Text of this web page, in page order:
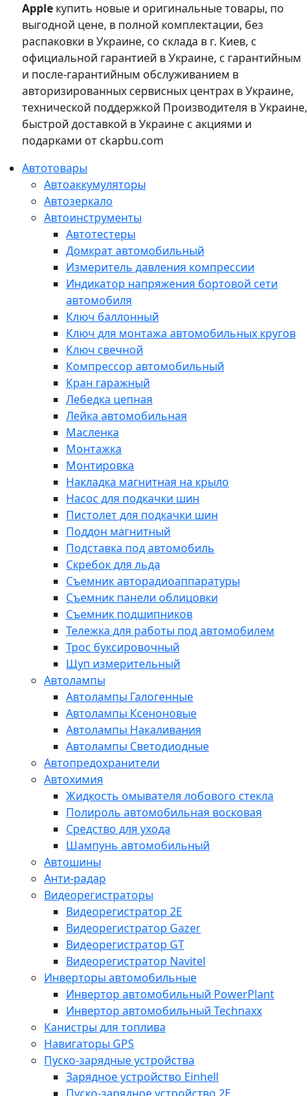
Apple купить новые и оригинальные товары, по
выгодной цене, в полной комплектации, без
распаковки в Украине, со склада в г. Киев, с
официальной гарантией в Украине, с гарантийным
и после-гарантийным обслуживанием в
авторизированных сервисных центрах в Украине,
технической поддержкой Производителя в Украине,
быстрой доставкой в Украине с акциями и
подарками от ckapbu.com
Автотовары
Автоаккумуляторы
Автозеркало
Автоинструменты
Автотестеры
Домкрат автомобильный
Измеритель давления компрессии
Индикатор напряжения бортовой сети
автомобиля
Ключ баллонный
Ключ для монтажа автомобильных кругов
Ключ свечной
Компрессор автомобильный
Кран гаражный
Лебедка цепная
Лейка автомобильная
Масленка
Монтажка
Монтировка
Накладка магнитная на крыло
Насос для подкачки шин
Пистолет для подкачки шин
Поддон магнитный
Подставка под автомобиль
Скребок для льда
Съемник авторадиоаппаратуры
Съемник панели облицовки
Съемник подшипников
Тележка для работы под автомобилем
Трос буксировочный
Щуп измерительный
Автолампы
Автолампы Галогенные
Автолампы Ксеноновые
Автолампы Накаливания
Автолампы Светодиодные
Автопредохранители
Автохимия
Жидкость омывателя лобового стекла
Полироль автомобильная восковая
Средство для ухода
Шампунь автомобильный
Автошины
Анти-радар
Видеорегистраторы
Видеорегистратор 2E
Видеорегистратор Gazer
Видеорегистратор GT
Видеорегистратор Navitel
Инверторы автомобильные
Инвертор автомобильный PowerPlant
Инвертор автомобильный Technaxx
Канистры для топлива
Навигаторы GPS
Пуско-зарядные устройства
Зарядное устройство Einhell